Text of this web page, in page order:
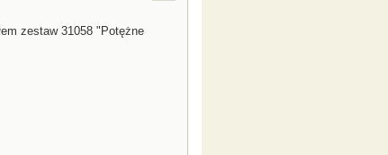
zestaw 31058 "Potężne